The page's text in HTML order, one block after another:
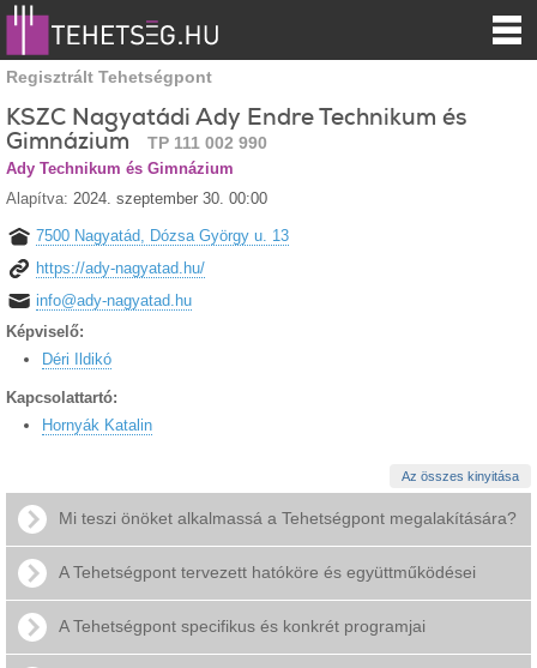
Regisztrált Tehetségpont
KSZC Nagyatádi Ady Endre Technikum és
Gimnázium
TP 111 002 990
Ady Technikum és Gimnázium
Alapítva: 2024. szeptember 30. 00:00
7500 Nagyatád, Dózsa György u. 13
https://ady-nagyatad.hu/
info@ady-nagyatad.hu
Képviselő:
Déri Ildikó
Kapcsolattartó:
Hornyák Katalin
Az összes kinyitása
Mi teszi önöket alkalmassá a Tehetségpont megalakítására?
A Tehetségpont tervezett hatóköre és együttműködései
A Tehetségpont specifikus és konkrét programjai